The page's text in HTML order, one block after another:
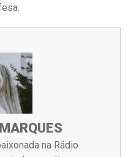
na Rádio